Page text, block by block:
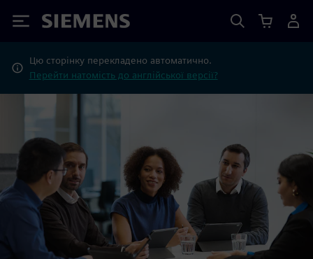
Siemens
Цю сторінку перекладено автоматично.
Перейти натомість до англійської версії?